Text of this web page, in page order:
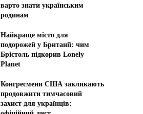
варто знати українським
родинам
Найкраще місто для
подорожей у Британії: чим
Брістоль підкорив Lonely
Planet
Конгресмени США закликають
продовжити тимчасовий
захист для українців: